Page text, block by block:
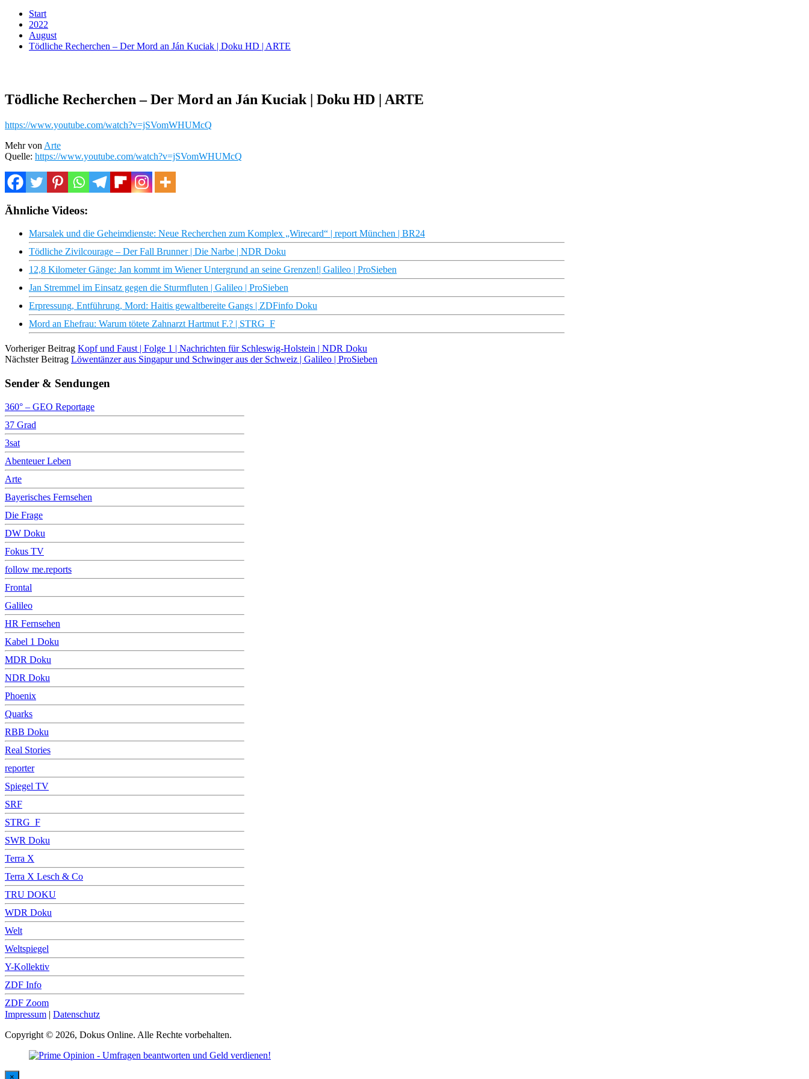
Start
2022
August
Tödliche Recherchen – Der Mord an Ján Kuciak | Doku HD | ARTE
Tödliche Recherchen – Der Mord an Ján Kuciak | Doku HD | ARTE
https://www.youtube.com/watch?v=jSVomWHUMcQ
Mehr von Arte
Quelle: https://www.youtube.com/watch?v=jSVomWHUMcQ
Ähnliche Videos:
Marsalek und die Geheimdienste: Neue Recherchen zum Komplex „Wirecard“ | report München | BR24
Tödliche Zivilcourage – Der Fall Brunner | Die Narbe | NDR Doku
12,8 Kilometer Gänge: Jan kommt im Wiener Untergrund an seine Grenzen!| Galileo | ProSieben
Jan Stremmel im Einsatz gegen die Sturmfluten | Galileo | ProSieben
Erpressung, Entführung, Mord: Haitis gewaltbereite Gangs | ZDFinfo Doku
Mord an Ehefrau: Warum tötete Zahnarzt Hartmut F.? | STRG_F
Vorheriger Beitrag Kopf und Faust | Folge 1 | Nachrichten für Schleswig-Holstein | NDR Doku
Nächster Beitrag Löwentänzer aus Singapur und Schwinger aus der Schweiz | Galileo | ProSieben
Sender & Sendungen
360° – GEO Reportage
37 Grad
3sat
Abenteuer Leben
Arte
Bayerisches Fernsehen
Die Frage
DW Doku
Fokus TV
follow me.reports
Frontal
Galileo
HR Fernsehen
Kabel 1 Doku
MDR Doku
NDR Doku
Phoenix
Quarks
RBB Doku
Real Stories
reporter
Spiegel TV
SRF
STRG_F
SWR Doku
Terra X
Terra X Lesch & Co
TRU DOKU
WDR Doku
Welt
Weltspiegel
Y-Kollektiv
ZDF Info
ZDF Zoom
Impressum | Datenschutz
Copyright © 2026, Dokus Online. Alle Rechte vorbehalten.
×